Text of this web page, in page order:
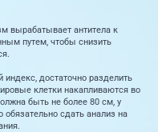
вырабатывает антитела к
путем, чтобы снизить
достаточно разделить
клетки накапливаются во
быть не более 80 см, у
сдать анализ на